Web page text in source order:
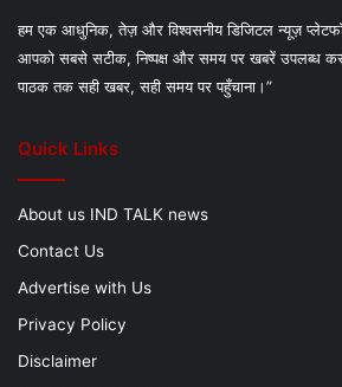
हम एक आधुनिक, तेज़ और विश्वसनीय डिजिटल न्यूज़
आपको सबसे सटीक, निष्पक्ष और समय पर खबरें उपलब्ध
पाठक तक सही खबर, सही समय पर पहुँचाना।”
Quick Links
About us IND TALK news
Contact Us
Advertise with Us
Privacy Policy
Disclaimer